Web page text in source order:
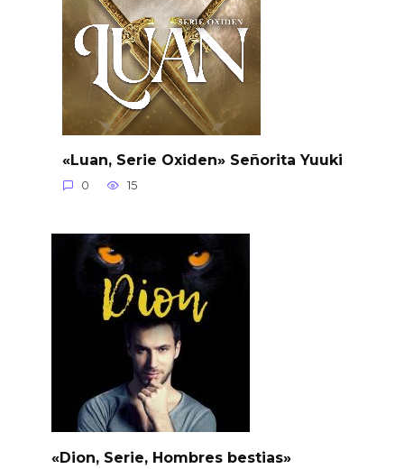
«Luan, Serie Oxiden» Señorita Yuuki
0 15
«Dion, Serie, Hombres bestias»